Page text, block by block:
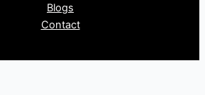
Blogs
Contact